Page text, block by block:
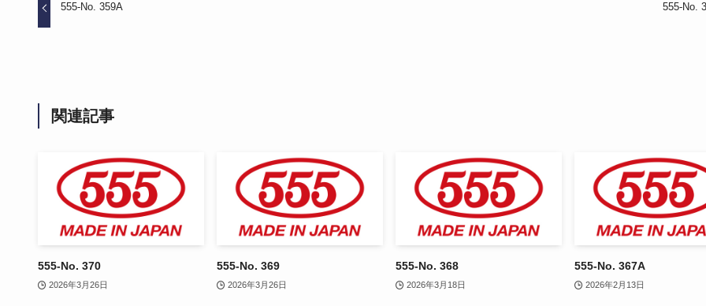
555-No. 359A 555-No.
関連記事
555-No. 370
2026年3月26日
555-No. 369
2026年3月26日
555-No. 368
2026年3月18日
555-No. 367A
2026年2月13日